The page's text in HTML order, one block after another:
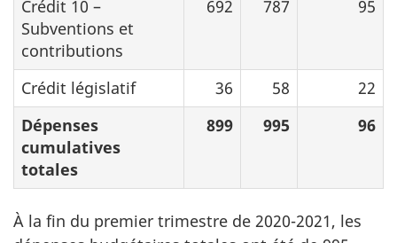
Crédit 10 –
Subventions et
contributions
692 787 95
Crédit législatif 36 58
22
Dépenses
cumulatives
totales
899 995 96
À la fin du premier trimestre de 2020-2021, les